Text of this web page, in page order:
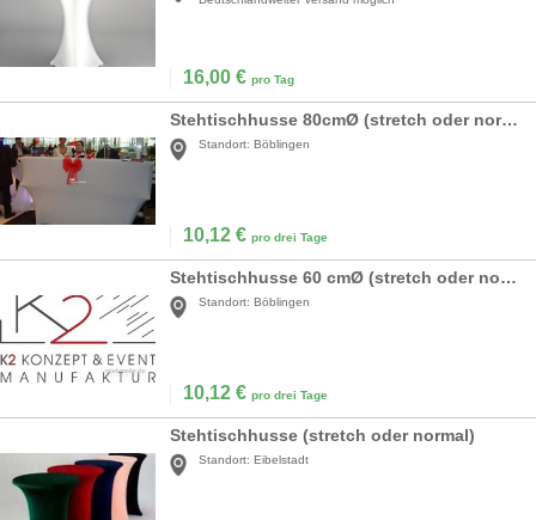
16,00 € pro Tag
Stehtischhusse 80cmØ (stretch oder normal)
Standort: Böblingen
10,12 € pro drei Tage
Stehtischhusse 60 cmØ (stretch oder normal)
Standort: Böblingen
10,12 € pro drei Tage
Stehtischhusse (stretch oder normal)
Standort: Eibelstadt